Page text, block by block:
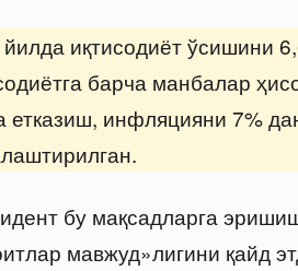
иқтисодиёт ўсишини
барча манбалар
етказиш, инфляцияни 7%
бу мақсадларга
мавжуд»лигини қайд